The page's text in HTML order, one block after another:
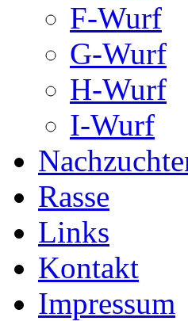
F-Wurf
G-Wurf
H-Wurf
I-Wurf
Rasse
Links
Kontakt
Impressum